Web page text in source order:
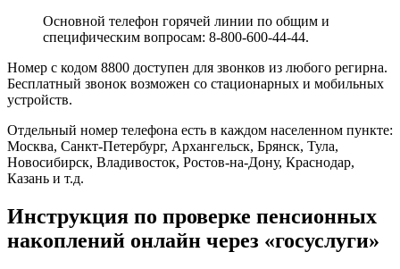
Основной телефон горячей линии по общим и
специфическим вопросам: 8-800-600-44-44.
Номер с кодом 8800 доступен для звонков из любого регирна.
Бесплатный звонок возможен со стационарных и мобильных
устройств.
Отдельный номер телефона есть в каждом населенном пункте:
Москва, Санкт-Петербург, Архангельск, Брянск, Тула,
Новосибирск, Владивосток, Ростов-на-Дону, Краснодар,
Казань и т.д.
Инструкция по проверке пенсионных
накоплений онлайн через «госуслуги»